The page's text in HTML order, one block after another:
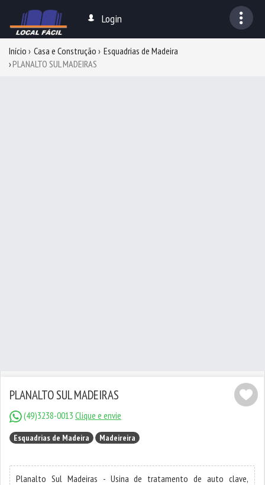
Login
Início Casa e Construção
Esquadrias de Madeira
PLANALTO SUL MADEIRAS
PLANALTO SUL MADEIRAS
(49)3238-0013 Clique e envie
Esquadrias de Madeira Madeireira
Planalto Sul Madeiras - Usina de tratamento de auto clave,